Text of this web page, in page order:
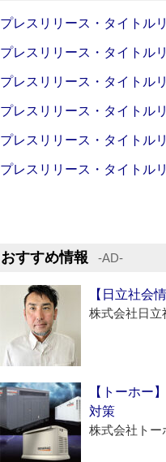
プレスリリース・タイト
プレスリリース・タイト
プレスリリース・タイト
プレスリリース・タイト
プレスリリース・タイト
プレスリリース・タイト
おすすめ情報 ‐AD‐
【日立社会
株式会社日立
【トーホー
対策
株式会社トー